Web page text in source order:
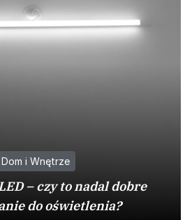
Dom i Wnętrze
– czy to nadal dobre
do oświetlenia?